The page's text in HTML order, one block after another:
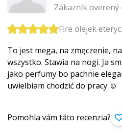
Zákazník
Fire olejek
To jest mega, na zmęczenie,
wszystko. Stawia na nogi. Ja
jako perfumy bo pachnie
uwielbiam chodzić do pracy ☺️
Pomohla vám táto recenzia?